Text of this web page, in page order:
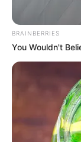
To Steamy
Must-See
BRAINBERRIES
BRAINBERRIES
You Wouldn't